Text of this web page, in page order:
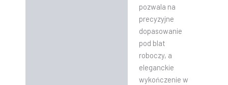
pozwala na
precyzyjne
dopasowanie
pod blat
roboczy, a
eleganckie
wykończenie w